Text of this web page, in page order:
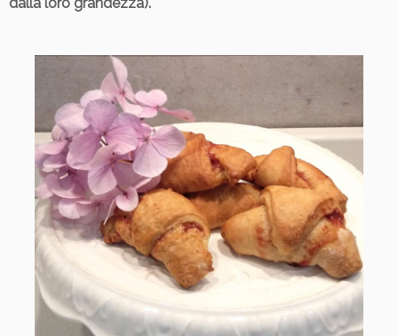
dalla loro grandezza).